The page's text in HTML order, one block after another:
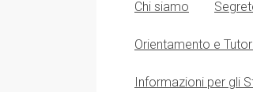
Università
degli
Studi
Chi siamo
Orientamento e
Informazioni per gli